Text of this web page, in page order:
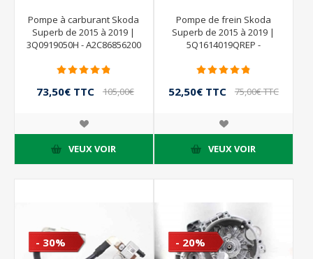
Pompe à carburant Skoda
Superb de 2015 à 2019 |
3Q0919050H - A2C86856200
73,50€ TTC
105,00€
VEUX VOIR
Pompe de frein Skoda
Superb de 2015 à 2019 |
5Q1614019QREP -
- 03350891791 - ATE
52,50€ TTC 75,00€ TTC
VEUX VOIR
- 30% - 20%